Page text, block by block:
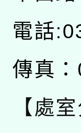
電話
傳真
【處